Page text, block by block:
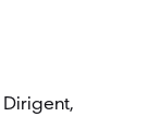
Dirigent,